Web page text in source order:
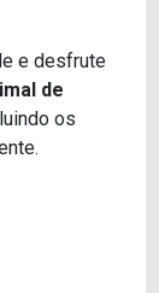
e desfrute
de
os